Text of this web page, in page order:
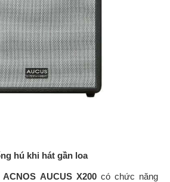
hú khi hát gần loa
ACNOS AUCUS X200có chức năng